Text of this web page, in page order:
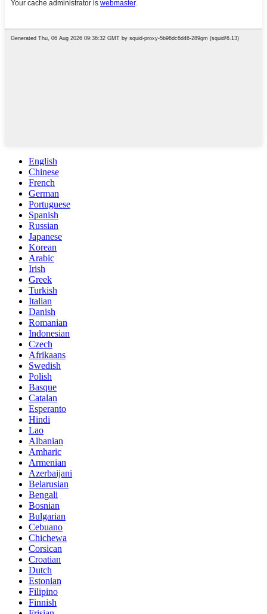
English
Chinese
French
German
Portuguese
Spanish
Russian
Japanese
Korean
Arabic
Irish
Greek
Turkish
Italian
Danish
Romanian
Indonesian
Czech
Afrikaans
Swedish
Polish
Basque
Catalan
Esperanto
Hindi
Lao
Albanian
Amharic
Armenian
Azerbaijani
Belarusian
Bengali
Bosnian
Bulgarian
Cebuano
Chichewa
Corsican
Croatian
Dutch
Estonian
Filipino
Finnish